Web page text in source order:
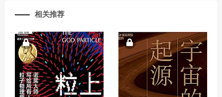
相关推荐